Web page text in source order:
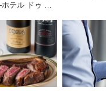
テル ドゥ ラ